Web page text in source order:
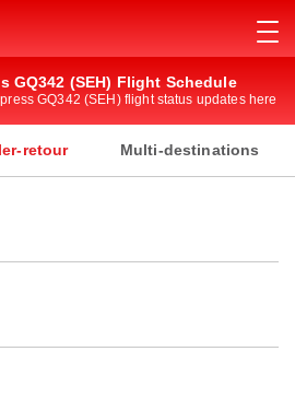
GQ342 (SEH) Flight Schedule
GQ342 (SEH) flight status updates here
retour Multi-destinations